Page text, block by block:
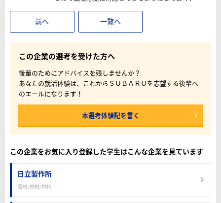
前へ 一覧へ
この企業の選考を受けた方へ
後輩のためにアドバイスを残しませんか？
あなたの就活体験は、これからＳＵＢＡＲＵを志望する後輩へ
のエールになります！
本選考体験記を書く
この企業をお気に入り登録した学生はこんな企業を見ています
日立製作所
電機/機械/材料